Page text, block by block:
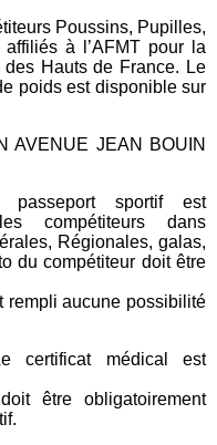
Poussins, Pupilles,
à l’AFMT pour la
Hauts de France. Le
poids est disponible sur
AVENUE JEAN BOUIN
sportif est
compétiteurs dans
Régionales, galas,
du compétiteur doit être
rempli aucune possibilité
médical est
être obligatoirement